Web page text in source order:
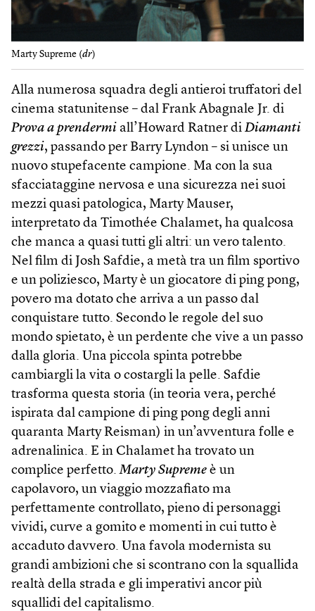
Marty Supreme (dr)
Alla numerosa squadra degli antieroi truffatori del
cinema statunitense – dal Frank Abagnale Jr. di
Prova a prendermi all’Howard Ratner di Diamanti
grezzi, passando per Barry Lyndon – si unisce un
nuovo stupefacente campione. Ma con la sua
sfacciataggine nervosa e una sicurezza nei suoi
mezzi quasi patologica, Marty Mauser,
interpretato da Timothée Chalamet, ha qualcosa
che manca a quasi tutti gli altri: un vero talento.
Nel film di Josh Safdie, a metà tra un film sportivo
e un poliziesco, Marty è un giocatore di ping pong,
povero ma dotato che arriva a un passo dal
conquistare tutto. Secondo le regole del suo
mondo spietato, è un perdente che vive a un passo
dalla gloria. Una piccola spinta potrebbe
cambiargli la vita o costargli la pelle. Safdie
trasforma questa storia (in teoria vera, perché
ispirata dal campione di ping pong degli anni
quaranta Marty Reisman) in un’avventura folle e
adrenalinica. E in Chalamet ha trovato un
complice perfetto.Marty Supreme è un
capolavoro, un viaggio mozzafiato ma
perfettamente controllato, pieno di personaggi
vividi, curve a gomito e momenti in cui tutto è
accaduto davvero. Una favola modernista su
grandi ambizioni che si scontrano con la squallida
realtà della strada e gli imperativi ancor più
squallidi del capitalismo.